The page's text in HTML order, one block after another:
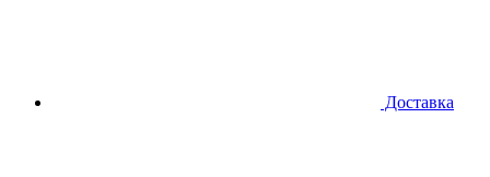
Доставка